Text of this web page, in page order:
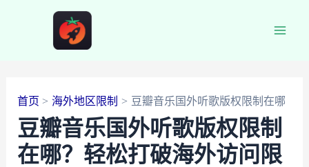
首页 海外地区限制 豆瓣音乐国外听歌版权限制在哪
豆瓣音乐国外听歌版权限制
在哪？轻松打破海外访问限